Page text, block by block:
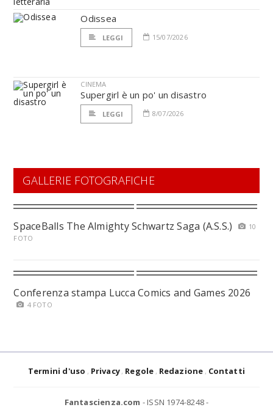
Odissea
LEGGI 15/07/2026
CINEMA
Supergirl è un po' un disastro
LEGGI 8/07/2026
GALLERIE FOTOGRAFICHE
SpaceBalls The Almighty Schwartz Saga (A.S.S.)
10
FOTO
Conferenza stampa Lucca Comics and Games 2026
4 FOTO
Termini d'uso Privacy Regole Redazione Contatti
Fantascienza.com - ISSN 1974-8248 -